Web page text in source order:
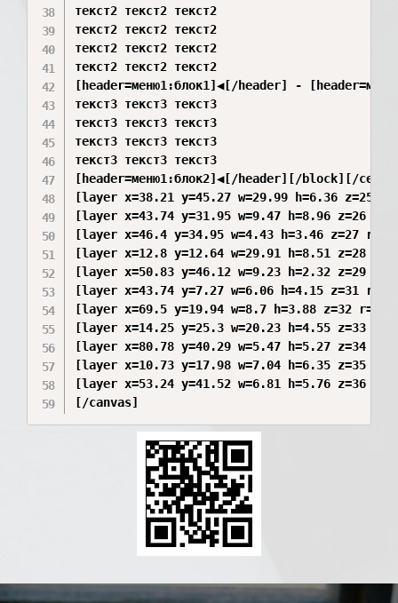
текст2 текст2 текст2
текст2 текст2 текст2
текст2 текст2 текст2
текст2 текст2 текст2
[header=меню1:блок1]◀[/header] -
текст3 текст3 текст3
текст3 текст3 текст3
текст3 текст3 текст3
текст3 текст3 текст3
[header=меню1:блок2]◀[/header][/block][/
[layer x=38.21 y=45.27 w=29.99 h=6.36
[layer x=43.74 y=31.95 w=9.47 h=8.96 z=26
[layer x=46.4 y=34.95 w=4.43 h=3.46 z=27
[layer x=12.8 y=12.64 w=29.91 h=8.51 z=28 r=0
[layer x=50.83 y=46.12 w=9.23 h=2.32
[layer x=43.74 y=7.27 w=6.06 h=4.15 z=31
[layer x=69.5 y=19.94 w=8.7 h=3.88 z=32
[layer x=14.25 y=25.3 w=20.23 h=4.55 z=33
[layer x=80.78 y=40.29 w=5.47 h=5.27 z=34
[layer x=10.73 y=17.98 w=7.04 h=6.35 z=35
[layer x=53.24 y=41.52 w=6.81 h=5.76 z=36
[/canvas]